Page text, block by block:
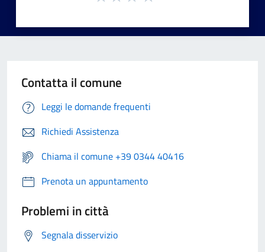
Contatta il comune
Leggi le domande frequenti
Richiedi Assistenza
Chiama il comune +39 0344 40416
Prenota un appuntamento
Problemi in città
Segnala disservizio